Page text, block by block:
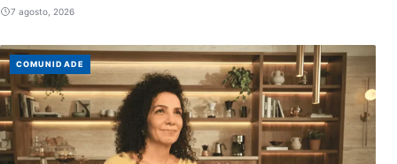
7 agosto, 2026
COMUNIDADE